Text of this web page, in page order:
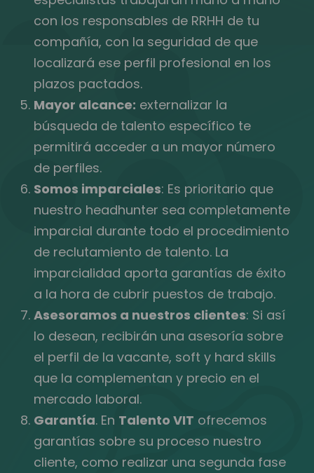
con los responsables de RRHH de tu
compañía, con la seguridad de que
localizará ese perfil profesional en los
plazos pactados.
Mayor alcance: externalizar la
búsqueda de talento específico te
permitirá acceder a un mayor número
de perfiles.
Somos imparciales: Es prioritario que
nuestro headhunter sea completamente
imparcial durante todo el procedimiento
de reclutamiento de talento. La
imparcialidad aporta garantías de éxito
a la hora de cubrir puestos de trabajo.
Asesoramos a nuestros clientes: Si así
lo desean, recibirán una asesoría sobre
el perfil de la vacante, soft y hard skills
que la complementan y precio en el
mercado laboral.
Garantía. En Talento VIT ofrecemos
garantías sobre su proceso nuestro
cliente, como realizar una segunda fase